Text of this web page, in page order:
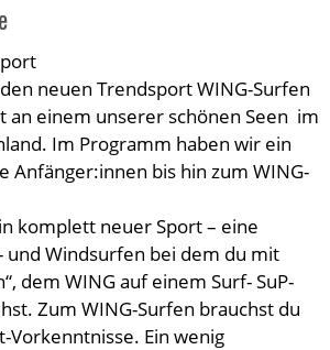
neuen Trendsport WING-Surfen
an einem unserer schönen Seen im
Im Programm haben wir ein
Anfänger:innen bis hin zum WING-
komplett neuer Sport – eine
und Windsurfen bei dem du mit
dem WING auf einem Surf- SuP-
Zum WING-Surfen brauchst du
Vorkenntnisse. Ein wenig